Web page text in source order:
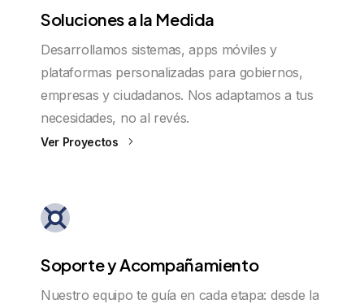
Soluciones a la Medida
Desarrollamos sistemas, apps móviles y
plataformas personalizadas para gobiernos,
empresas y ciudadanos. Nos adaptamos a tus
necesidades, no al revés.
Ver Proyectos
Soporte y Acompañamiento
Nuestro equipo te guía en cada etapa: desde la